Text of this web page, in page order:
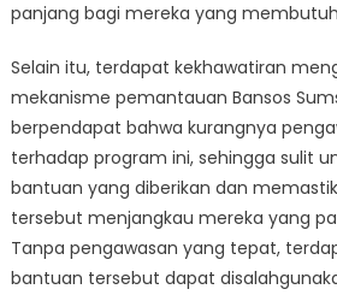
panjang bagi mereka yang
Selain itu, terdapat kekhawatiran
mekanisme pemantauan Bansos
berpendapat bahwa kurangnya
terhadap program ini, sehingga sulit
bantuan yang diberikan dan
tersebut menjangkau mereka yang
Tanpa pengawasan yang tepat,
bantuan tersebut dapat